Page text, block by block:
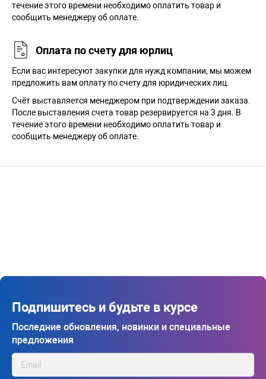
течение этого времени необходимо оплатить товар и
сообщить менеджеру об оплате.
Оплата по счету для юрлиц
Если вас интересуют закупки для нужд компании, мы можем
предложить вам оплату по счету для юридических лиц.
Счёт выставляется менеджером при подтверждении заказа.
После выставления счета товар резервируется на 3 дня. В
течение этого времени необходимо оплатить товар и
сообщить менеджеру об оплате.
Подпишитесь и будьте в курсе
Последние обновления, новинки и специальные
предложения